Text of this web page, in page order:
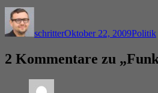
schritterOktober 22, 2009Politik
2 Kommentare zu